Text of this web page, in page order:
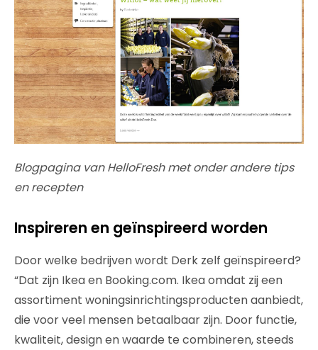
Blogpagina van HelloFresh met onder andere tips
en recepten
Inspireren en geïnspireerd worden
Door welke bedrijven wordt Derk zelf geïnspireerd?
“Dat zijn Ikea en Booking.com. Ikea omdat zij een
assortiment woningsinrichtingsproducten aanbiedt,
die voor veel mensen betaalbaar zijn. Door functie,
kwaliteit, design en waarde te combineren, steeds